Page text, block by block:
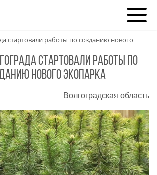
регионов
стартовали работы по созданию нового
стартовали работы по
нового экопарка
Волгоградская область